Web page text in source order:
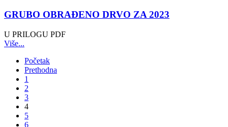
GRUBO OBRAĐENO DRVO ZA 2023
U PRILOGU PDF
Više...
Početak
Prethodna
1
2
3
4
5
6